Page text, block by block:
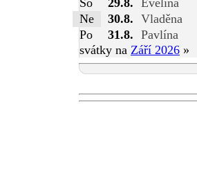
Ne
30.8. Vladěna
Po
31.8. Pavlína
svátky na Září 2026 »